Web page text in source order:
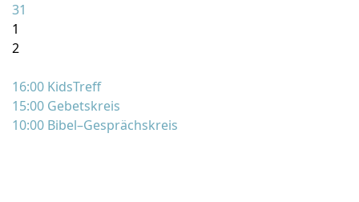
31
1
2
16:00 KidsTreff
15:00 Gebetskreis
10:00 Bibel–Gesprächskreis